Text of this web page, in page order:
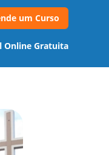
Online Gratuita
um Curso